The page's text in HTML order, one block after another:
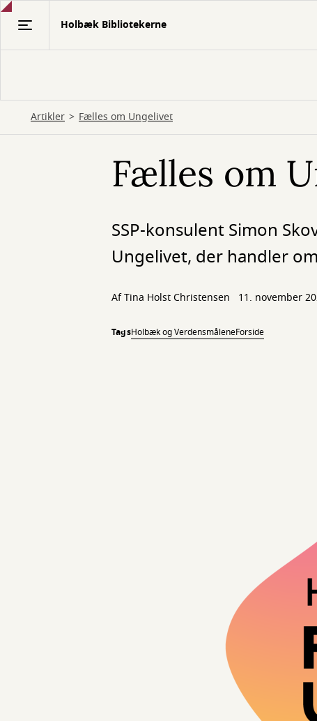
Gå
Holbæk Bibliotekerne
Artikler Fælles om Ungelivet
Fælles om
SSP-konsulent Simon
Ungelivet, der handler
AfTina Holst Christensen 11. november
TagsHolbæk og VerdensmåleneForside